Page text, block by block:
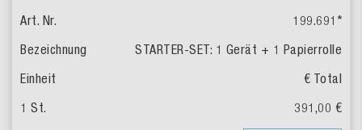
199.691 *
STARTER-SET: 1 Gerät + 1 Papierrolle
€ Total
391,00 €